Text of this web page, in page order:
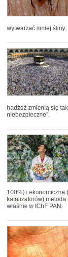
wytwarzać mniej śliny.
hadżdż zmienią się
niebezpieczne”.
100%) i ekonomiczna
katalizatorów)
właśnie w IChF PAN.